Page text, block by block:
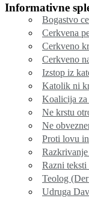
Informativne
Bogastvo
Cerkvena
Cerkveno
Cerkveno
Izstop iz
Katolik ni
Koalicija za
Ne krstu
Ne
Proti lovu
Razkrivanje
Razni
Teolog
Udruga